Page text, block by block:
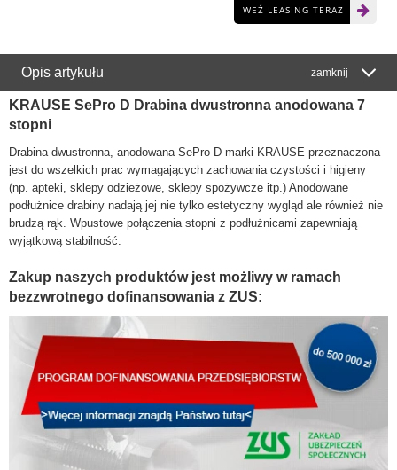
WEŹ LEASING TERAZ
Opis artykułu zamknij
KRAUSE SePro D Drabina dwustronna anodowana 7
stopni
Drabina dwustronna, anodowana SePro D marki KRAUSE przeznaczona
jest do wszelkich prac wymagających zachowania czystości i higieny
(np. apteki, sklepy odzieżowe, sklepy spożywcze itp.) Anodowane
podłużnice drabiny nadają jej nie tylko estetyczny wygląd ale również nie
brudzą rąk. Wpustowe połączenia stopni z podłużnicami zapewniają
wyjątkową stabilność.
Zakup naszych produktów jest możliwy w ramach
bezzwrotnego dofinansowania z ZUS: